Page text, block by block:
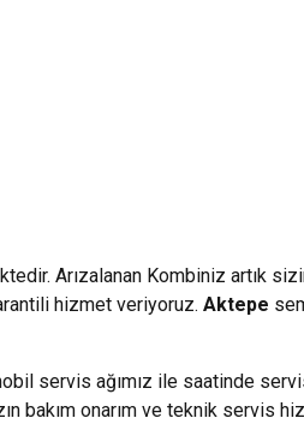
Arızalanan Kombiniz artık
hizmet veriyoruz. Aktepe
servis ağımız ile saatinde
bakım onarım ve teknik servis